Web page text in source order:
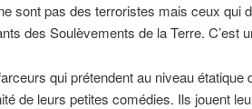
sont pas des terroristes mais ceux qui
des Soulèvements de la Terre. C’est
qui prétendent au niveau
de leurs petites comédies. Ils jouent